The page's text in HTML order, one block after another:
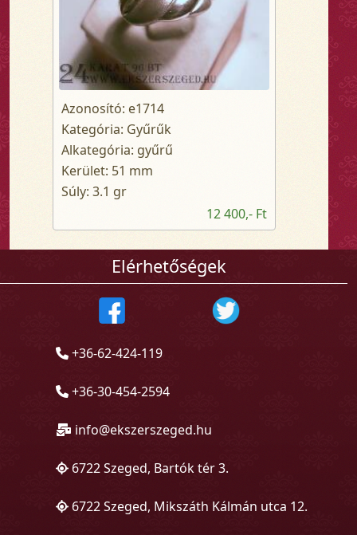
Azonosító: e1714
Kategória: Gyűrűk
Alkategória: gyűrű
Kerület: 51 mm
Súly: 3.1 gr
12 400,- Ft
Elérhetőségek
+36-62-424-119
+36-30-454-2594
info@ekszerszeged.hu
6722 Szeged, Bartók tér 3.
6722 Szeged, Mikszáth Kálmán utca 12.